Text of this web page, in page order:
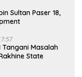
Sultan Paser 18,
Tangani Masalah
State